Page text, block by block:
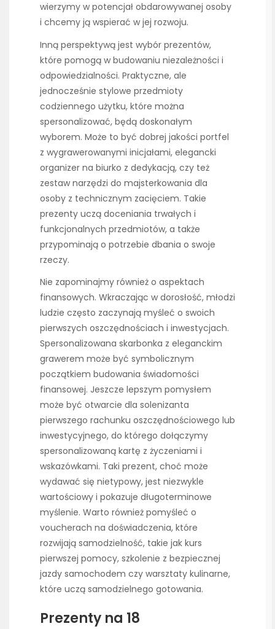
wierzymy w potencjał obdarowywanej osoby
i chcemy ją wspierać w jej rozwoju.
Inną perspektywą jest wybór prezentów,
które pomogą w budowaniu niezależności i
odpowiedzialności. Praktyczne, ale
jednocześnie stylowe przedmioty
codziennego użytku, które można
spersonalizować, będą doskonałym
wyborem. Może to być dobrej jakości portfel
z wygrawerowanymi inicjałami, elegancki
organizer na biurko z dedykacją, czy też
zestaw narzędzi do majsterkowania dla
osoby z technicznym zacięciem. Takie
prezenty uczą doceniania trwałych i
funkcjonalnych przedmiotów, a także
przypominają o potrzebie dbania o swoje
rzeczy.
Nie zapominajmy również o aspektach
finansowych. Wkraczając w dorosłość, młodzi
ludzie często zaczynają myśleć o swoich
pierwszych oszczędnościach i inwestycjach.
Spersonalizowana skarbonka z eleganckim
grawerem może być symbolicznym
początkiem budowania świadomości
finansowej. Jeszcze lepszym pomysłem
może być otwarcie dla solenizanta
pierwszego rachunku oszczędnościowego lub
inwestycyjnego, do którego dołączymy
spersonalizowaną kartę z życzeniami i
wskazówkami. Taki prezent, choć może
wydawać się nietypowy, jest niezwykle
wartościowy i pokazuje długoterminowe
myślenie. Warto również pomyśleć o
voucherach na doświadczenia, które
rozwijają samodzielność, takie jak kurs
pierwszej pomocy, szkolenie z bezpiecznej
jazdy samochodem czy warsztaty kulinarne,
które uczą samodzielnego gotowania.
Prezenty na 18